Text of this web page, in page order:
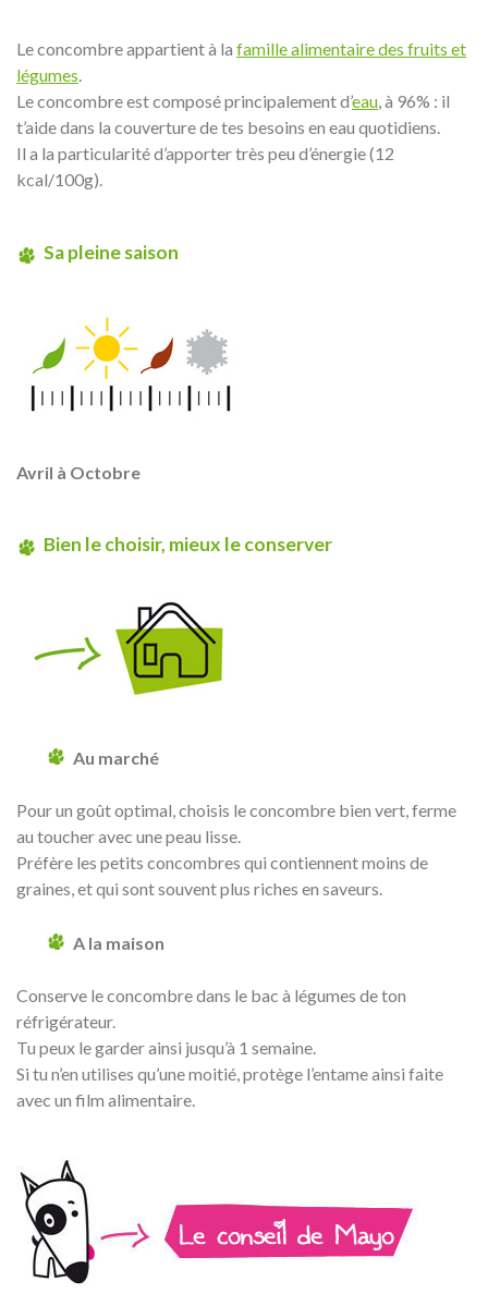
Le concombre appartient à la famille alimentaire des fruits et
légumes.
Le concombre est composé principalement d’eau, à 96% : il
t’aide dans la couverture de tes besoins en eau quotidiens.
Il a la particularité d’apporter très peu d’énergie (12
kcal/100g).
Sa pleine saison
Avril à Octobre
Bien le choisir, mieux le conserver
Au marché
Pour un goût optimal, choisis le concombre bien vert, ferme
au toucher avec une peau lisse.
Préfère les petits concombres qui contiennent moins de
graines, et qui sont souvent plus riches en saveurs.
A la maison
Conserve le concombre dans le bac à légumes de ton
réfrigérateur.
Tu peux le garder ainsi jusqu’à 1 semaine.
Si tu n’en utilises qu’une moitié, protège l’entame ainsi faite
avec un film alimentaire.